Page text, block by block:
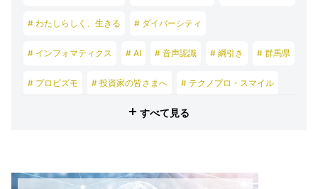
# わたしらしく、生きる # ダイバーシティ
# インフォマティクス # AI # 音声認識 # 綱引き # 群馬県
# プロビズモ # 投資家の皆さまへ # テクノプロ・スマイル
# テクノプロ・エンジニアリング
すべて見る